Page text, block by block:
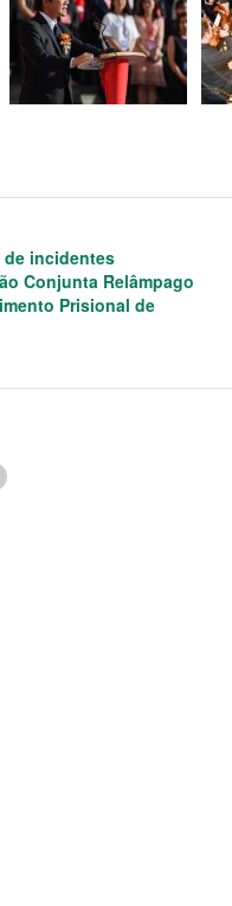
de incidentes
Conjunta Relâmpago
Prisional de